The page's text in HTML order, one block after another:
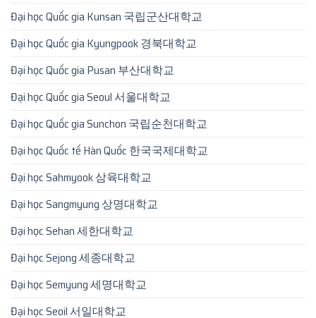
Đại học Quốc gia Kunsan 국립군산대학교
Đại học Quốc gia Kyungpook 경북대학교
Đại học Quốc gia Pusan 부산대학교
Đại học Quốc gia Seoul 서울대학교
Đại học Quốc gia Sunchon 국립순천대학교
Đại học Quốc tế Hàn Quốc 한국국제대학교
Đại học Sahmyook 삼육대학교
Đại học Sangmyung 상명대학교
Đại học Sehan 세한대학교
Đại học Sejong 세종대학교
Đại học Semyung 세명대학교
Đại học Seoil 서일대학교